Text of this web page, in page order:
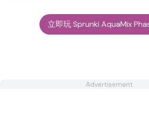
立即玩 Sprunki AquaMix
Advertisement